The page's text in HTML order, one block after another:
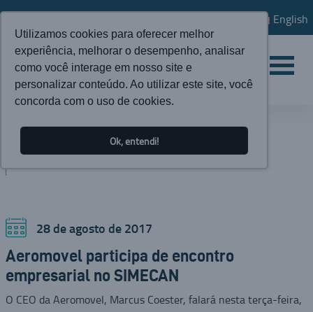
Utilizamos cookies para oferecer melhor
experiência, melhorar o desempenho, analisar
como você interage em nosso site e
personalizar conteúdo. Ao utilizar este site, você
concorda com o uso de cookies.
Ok, entendi!
English
ATUALIDADES
BLOG
28 de agosto de 2017
Aeromovel participa de encontro
empresarial no SIMECAN
O CEO da Aeromovel, Marcus Coester, falará nesta terça-feira,